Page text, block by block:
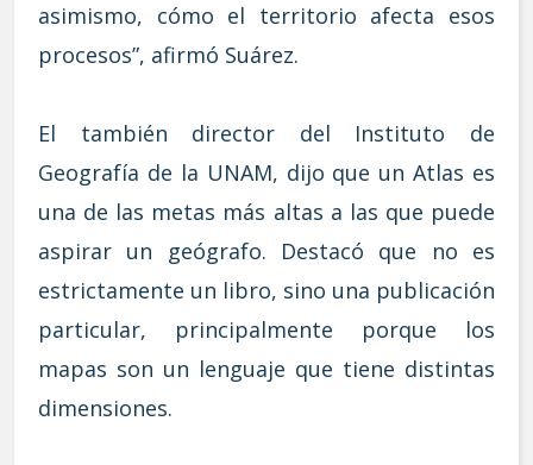
asimismo, cómo el territorio afecta esos
procesos”, afirmó Suárez.
El también director del Instituto de
Geografía de la UNAM, dijo que un Atlas es
una de las metas más altas a las que puede
aspirar un geógrafo. Destacó que no es
estrictamente un libro, sino una publicación
particular, principalmente porque los
mapas son un lenguaje que tiene distintas
dimensiones.